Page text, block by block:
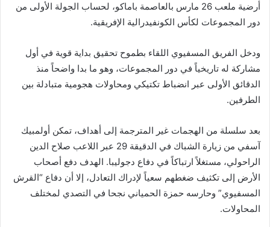
أرضية ملعب 26 مارس بالعاصمة باماكو، لحساب الجولة الأولى من
دور المجموعات لكأس الكونفيدرالية الإفريقية.
ودخل الفريق المسفيوي اللقاء بطموح تحقيق بداية قوية في أول
مشاركة له تاريخياً في دور المجموعات، وهو ما بدا واضحاً منذ
الدقائق الأولى عبر انضباط تكتيكي ومحاولات هجومية متبادلة بين
الطرفين.
بعد سلسلة من الهجمات غير المترجمة إلى أهداف، تمكن أولمبيك
آسفي من زيارة الشباك في الدقيقة 29 عبر اللاعب صلاح الدين
الراحولي، مستغلاً ارتباكاً في دفاع دجوليبا. الهدف دفع أصحاب
الأرض إلى تكثيف ضغطهم سعياً لإدراك التعادل، إلا أن دفاع “القرش
المسفيوي” وحارسه حمزة الحمياني نجحا في التصدي لمختلف
المحاولات.